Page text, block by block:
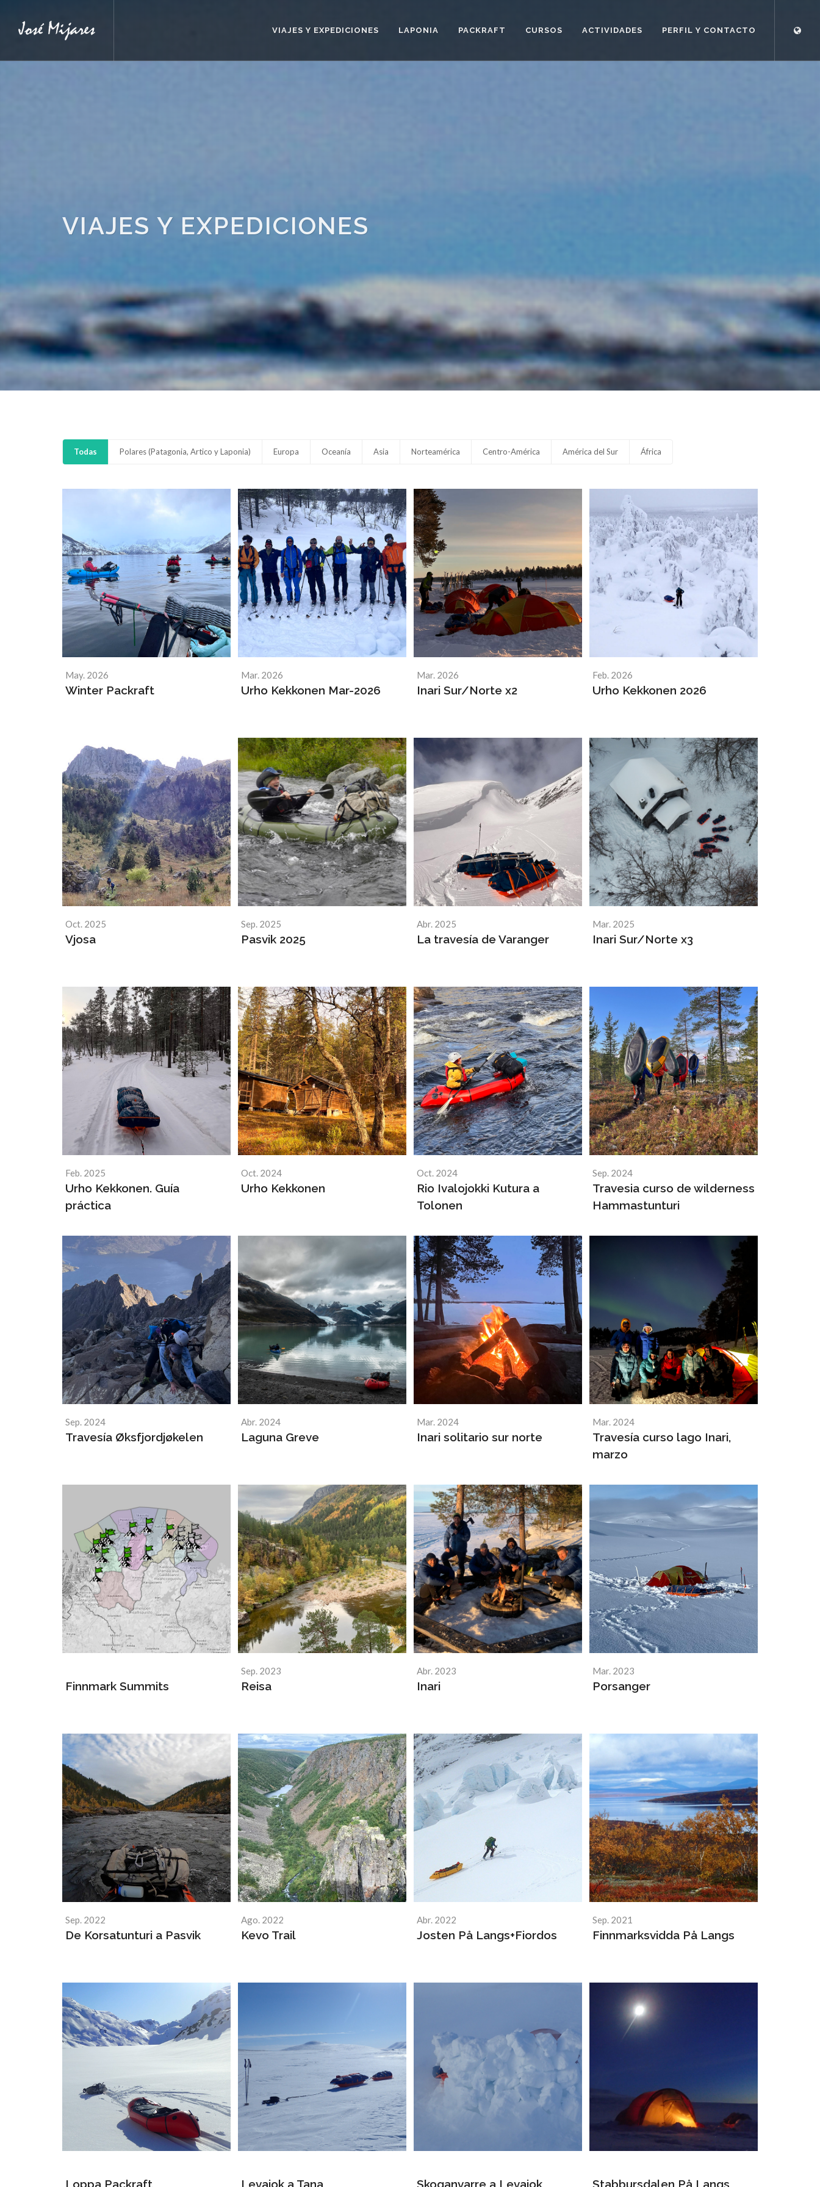
VIAJES Y EXPEDICIONES LAPONIA PACKRAFT CURSOS ACTIVIDADES PERFIL Y CONTACTO
VIAJES Y EXPEDICIONES
Todas Polares (Patagonia, Artico y Laponia) Europa Oceanía Asia Norteamérica Centro-América América del Sur África
May. 2026
Winter Packraft
Mar. 2026
Urho Kekkonen Mar-2026
Mar. 2026
Inari Sur/Norte x2
Feb. 2026
Urho Kekkonen 2026
Oct. 2025
Vjosa
Sep. 2025
Pasvik 2025
Abr. 2025
La travesía de Varanger
Mar. 2025
Inari Sur/Norte x3
Feb. 2025
Urho Kekkonen. Guía
práctica
Oct. 2024
Urho Kekkonen
Oct. 2024
Rio Ivalojokki Kutura a
Tolonen
Sep. 2024
Travesia curso de wilderness
Hammastunturi
Sep. 2024
Travesía Øksfjordjøkelen
Abr. 2024
Laguna Greve
Mar. 2024
Inari solitario sur norte
Mar. 2024
Travesía curso lago Inari,
marzo
Finnmark Summits
Sep. 2023
Reisa
Abr. 2023
Inari
Mar. 2023
Porsanger
Sep. 2022
De Korsatunturi a Pasvik
Ago. 2022
Kevo Trail
Abr. 2022
Josten På Langs+Fiordos
Sep. 2021
Finnmarksvidda På Langs
Loppa Packraft Levajok a Tana Skoganvarre a Levajok Stabbursdalen På Langs